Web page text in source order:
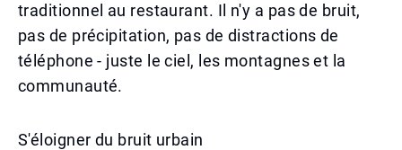
traditionnel au restaurant. Il n'y a pas de bruit,
pas de précipitation, pas de distractions de
téléphone - juste le ciel, les montagnes et la
communauté.
S'éloigner du bruit urbain